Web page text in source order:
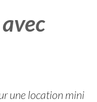
une location mini